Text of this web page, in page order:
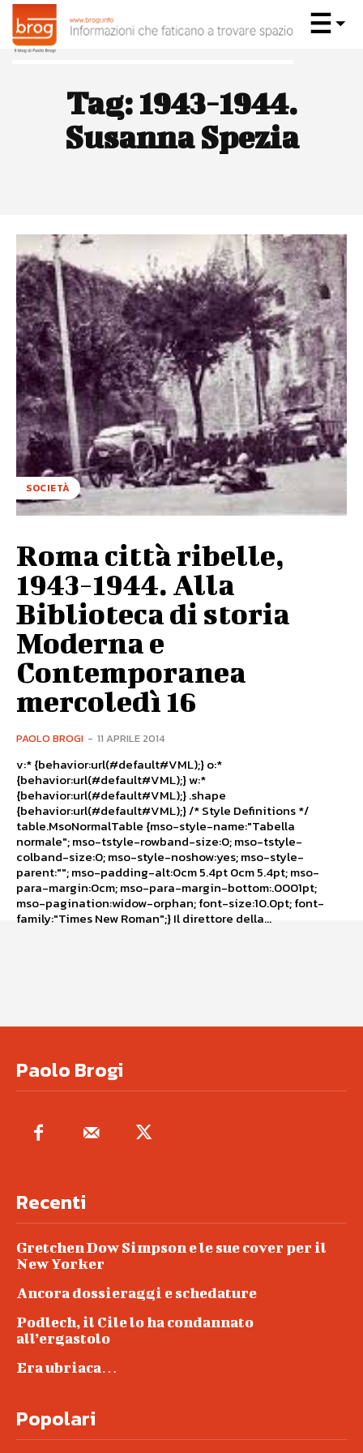
Tag: 1943-1944.
Susanna Spezia
SOCIETÀ
Roma città ribelle,
1943-1944. Alla
Biblioteca di storia
Moderna e
Contemporanea
mercoledì 16
PAOLO BROGI - 11 APRILE 2014
v:* {behavior:url(#default#VML);} o:*
{behavior:url(#default#VML);} w:*
{behavior:url(#default#VML);} .shape
{behavior:url(#default#VML);} /* Style Definitions */
table.MsoNormalTable {mso-style-name:"Tabella
normale"; mso-tstyle-rowband-size:0; mso-tstyle-
colband-size:0; mso-style-noshow:yes; mso-style-
parent:""; mso-padding-alt:0cm 5.4pt 0cm 5.4pt; mso-
para-margin:0cm; mso-para-margin-bottom:.0001pt;
mso-pagination:widow-orphan; font-size:10.0pt; font-
family:"Times New Roman";} Il direttore della...
Paolo Brogi
Recenti
Gretchen Dow Simpson e le sue cover per il
New Yorker
Ancora dossieraggi e schedature
Podlech, il Cile lo ha condannato
all’ergastolo
Era ubriaca…
Popolari